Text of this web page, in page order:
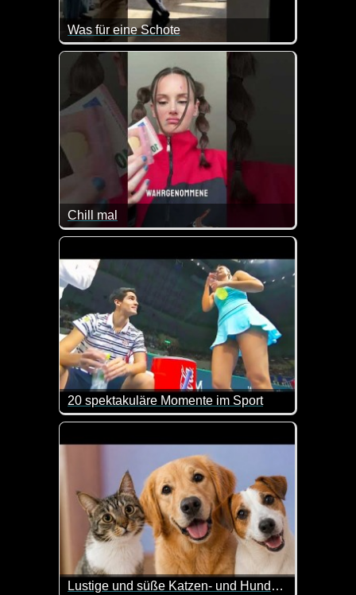
Was für eine Schote
Chill mal
Es ist in der Tat ab und zu nicht leicht, die
20 spektakuläre Momente im Sport
Was man nicht so alles beim Sport sehen kann, ist
Lustige und süße Katzen- und Hundevideos